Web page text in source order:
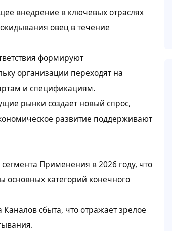
внедрение в ключевых отраслях
овец в течение
формируют
организации переходят на
и спецификациям.
рынки создает новый спрос,
развитие поддерживают
Применения в 2026 году, что
основных категорий конечного
сбыта, что отражает зрелое